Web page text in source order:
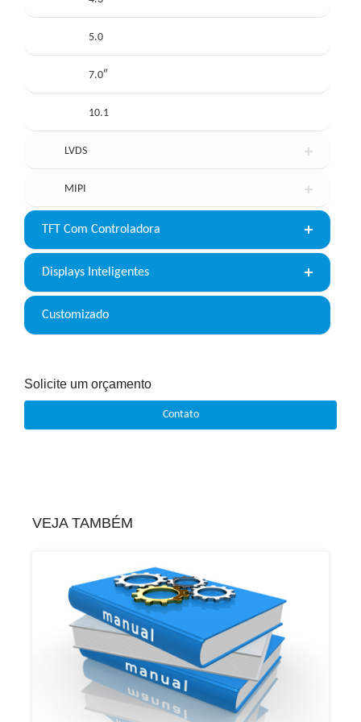
5.0
7.0″
10.1
LVDS
MIPI
TFT Com Controladora
Displays Inteligentes
Customizado
Solicite um orçamento
Contato
VEJA TAMBÉM